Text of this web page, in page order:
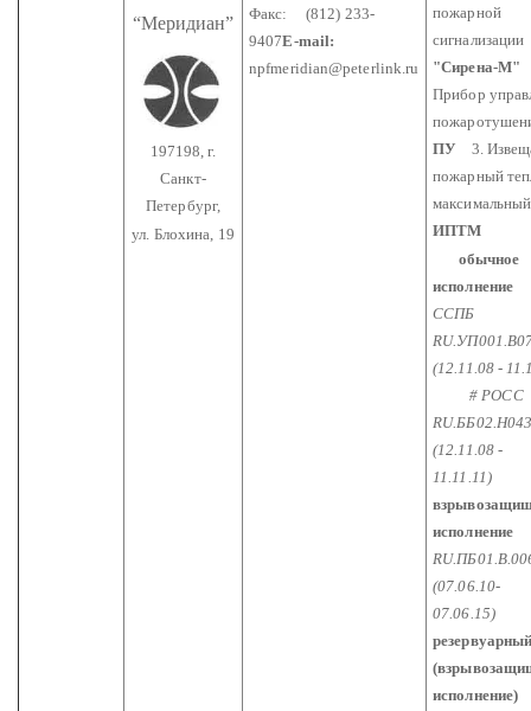
“Меридиан”
197198, г.
Санкт-
Петербург,
ул. Блохина, 19
Факс: (812) 233-
9407E-mail:
npfmeridian@peterlink.ru
пожарной
сигнализации
"Сирена-М"
Прибор
ПУ 3.
пожарный
максимальный
ИПТМ
обычное
исполнение
ССПБ
(12.11.08 -
# POCC
(12.11.08 -
11.11.11)
исполнение
(07.06.10-
07.06.15)
исполнение)